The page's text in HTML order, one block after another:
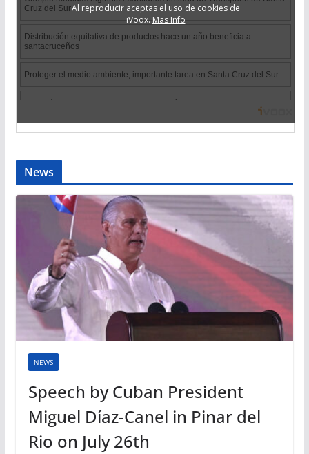
News
NEWS
Speech by Cuban President
Miguel Díaz-Canel in Pinar del
Rio on July 26th